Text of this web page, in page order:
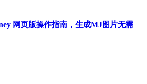
网页版操作指南，生成MJ图片无需